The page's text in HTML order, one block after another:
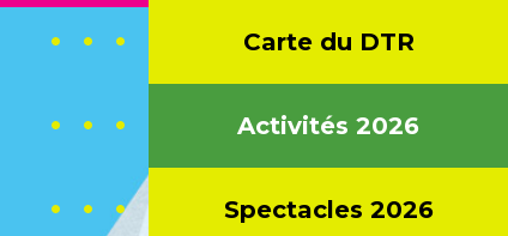
Carte du DTR
Activités 2026
Spectacles 2026
CONTACT